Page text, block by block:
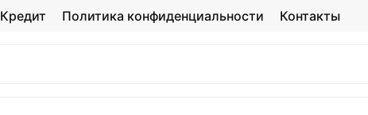
Кредит Политика конфиденциальности Контакты